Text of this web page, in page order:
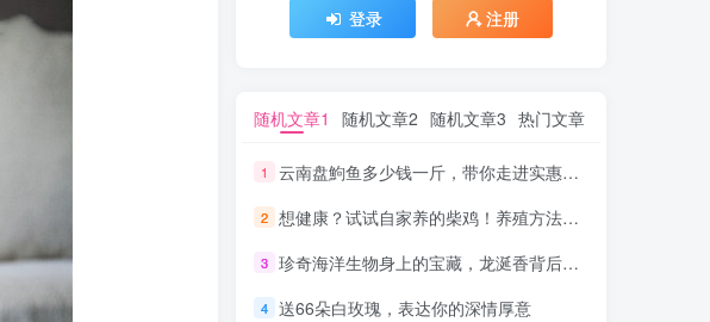
登录 注册
随机文章1 随机文章2 随机文章3 热门文章
1 云南盘鮈鱼多少钱一斤，带你走进实惠鲜美的美食之旅
2 想健康？试试自家养的柴鸡！养殖方法大公开！
3 珍奇海洋生物身上的宝藏，龙涎香背后的神秘传奇
4 送66朵白玫瑰，表达你的深情厚意
登录 注册
随机文章1 随机文章2 随机文章3 热门文章
1 云南盘鮈鱼多少钱一斤，带你走进实惠鲜美的美食之旅
2 想健康？试试自家养的柴鸡！养殖方法大公开！
3 珍奇海洋生物身上的宝藏，龙涎香背后的神秘传奇
4 送66朵白玫瑰，表达你的深情厚意